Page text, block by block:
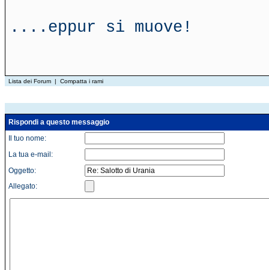
....eppur si muove!
Lista dei Forum | Compatta i rami
Rispondi a questo messaggio
Il tuo nome:
La tua e-mail:
Oggetto:
Allegato: